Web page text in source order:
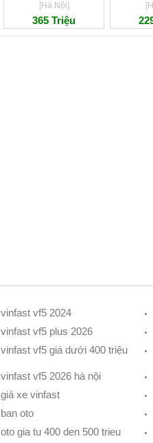
[Hà Nội]
365 Triệu
vinfast vf5 2024
vinfast vf5 plus 2026
vinfast vf5 giá dưới 400 triệu
vinfast vf5 2026 hà nội
giá xe vinfast
ban oto
oto gia tu 400 den 500 trieu